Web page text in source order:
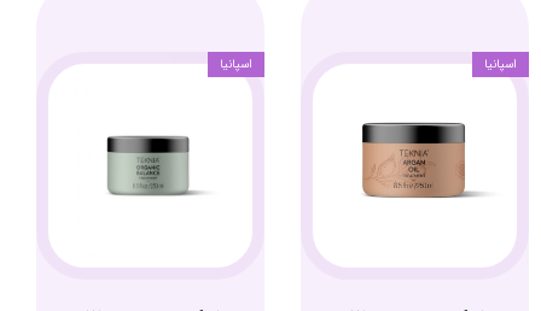
اسپانیا اسپانیا